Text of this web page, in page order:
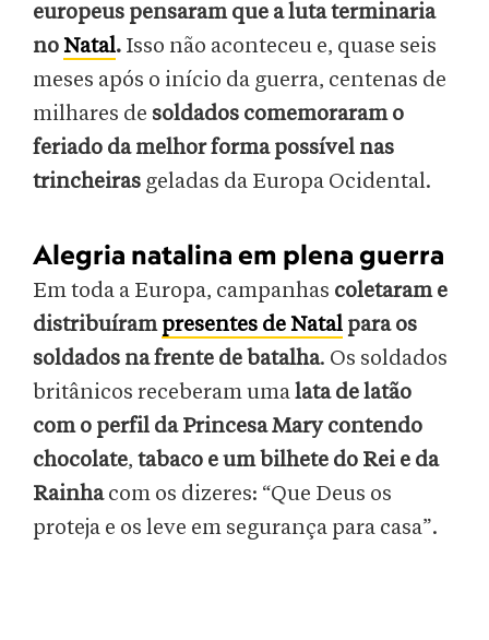
europeus pensaram que a luta terminaria
no Natal. Isso não aconteceu e, quase seis
meses após o início da guerra, centenas de
milhares de soldados comemoraram o
feriado da melhor forma possível nas
trincheiras geladas da Europa Ocidental.
Alegria natalina em plena guerra
Em toda a Europa, campanhas coletaram e
distribuírampresentes de Natal para os
soldados na frente de batalha. Os soldados
britânicos receberam umalata de latão
com o perfil da Princesa Mary contendo
chocolate, tabaco e um bilhete do Rei e da
Rainhacom os dizeres: “Que Deus os
proteja e os leve em segurança para casa”.